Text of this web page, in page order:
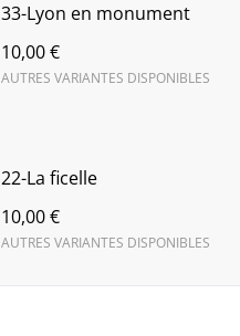
33-Lyon en monument
10,00 €
AUTRES VARIANTES DISPONIBLES
22-La ficelle
10,00 €
AUTRES VARIANTES DISPONIBLES